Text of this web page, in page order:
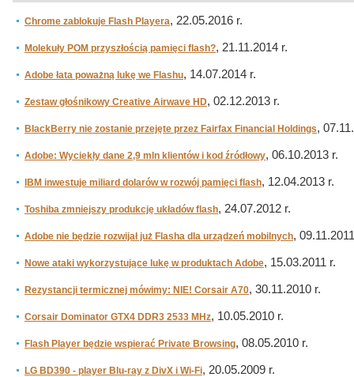
Chrome zablokuje Flash Playera, 22.05.2016 r.
Molekuły POM przyszłością pamięci flash?, 21.11.2014 r.
Adobe łata poważną lukę we Flashu, 14.07.2014 r.
Zestaw głośnikowy Creative Airwave HD, 02.12.2013 r.
BlackBerry nie zostanie przejęte przez Fairfax Financial Holdings,
Adobe: Wyciekły dane 2,9 mln klientów i kod źródłowy, 06.10.2013 r.
IBM inwestuje miliard dolarów w rozwój pamięci flash, 12.04.2013 r.
Toshiba zmniejszy produkcję układów flash, 24.07.2012 r.
Adobe nie będzie rozwijał już Flasha dla urządzeń mobilnych,
Nowe ataki wykorzystujące lukę w produktach Adobe, 15.03.2011 r.
Rezystancji termicznej mówimy: NIE! Corsair A70, 30.11.2010 r.
Corsair Dominator GTX4 DDR3 2533 MHz, 10.05.2010 r.
Flash Player będzie wspierać Private Browsing, 08.05.2010 r.
LG BD390 - player Blu-ray z DivX i Wi-Fi, 20.05.2009 r.